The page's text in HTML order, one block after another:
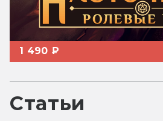
1 490 ₽
Статьи